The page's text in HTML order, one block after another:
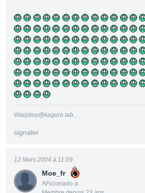
Warpboy@kagura lab...
signaler
Moe_fr
AFicionado·a
12 Mars 2004 à 11:09